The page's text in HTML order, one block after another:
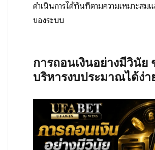
ดำเนินการได้ทันทีตามความเหมาะสม
ของระบบ
การถอนเงินอย่างมีวินัย
บริหารงบประมาณได้ง่